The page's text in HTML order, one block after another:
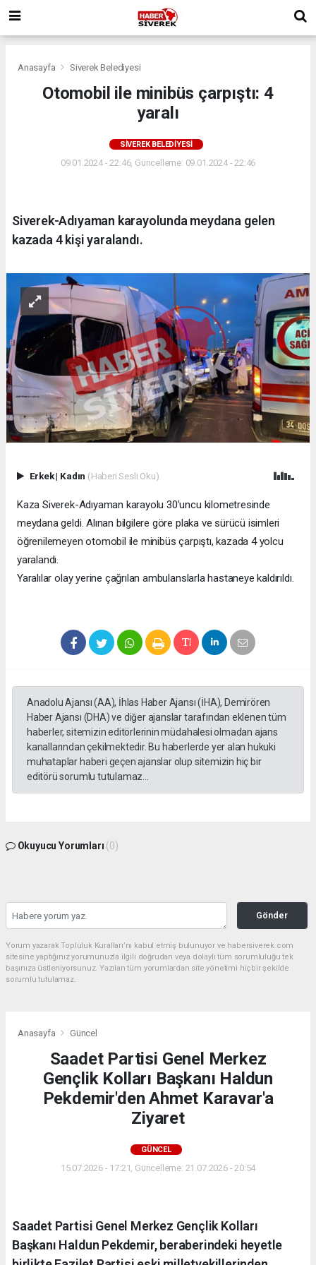
Anasayfa Siverek Belediyesi
Otomobil ile minibüs çarpıştı: 4
yaralı
SIVEREK BELEDIYESI
09.01.2024 - 22:46, Güncelleme: 09.01.2024 - 22:46
Siverek-Adıyaman karayolunda meydana gelen
kazada 4 kişi yaralandı.
Erkek| Kadın (Haberi Sesli Oku)
Kaza Siverek-Adıyaman karayolu 30’uncu kilometresinde
meydana geldi. Alınan bilgilere göre plaka ve sürücü isimleri
öğrenilemeyen otomobil ile minibüs çarpıştı, kazada 4 yolcu
yaralandı.
Yaralılar olay yerine çağrılan ambulanslarla hastaneye kaldırıldı.
Anadolu Ajansı (AA), İhlas Haber Ajansı (İHA), Demirören
Haber Ajansı (DHA) ve diğer ajanslar tarafından eklenen tüm
haberler, sitemizin editörlerinin müdahalesi olmadan ajans
kanallarından çekilmektedir. Bu haberlerde yer alan hukuki
muhataplar haberi geçen ajanslar olup sitemizin hiç bir
editörü sorumlu tutulamaz...
Okuyucu Yorumları (0)
Gönder
Yorum yazarak Topluluk Kuralları’nı kabul etmiş bulunuyor ve habersiverek.com
sitesine yaptığınız yorumunuzla ilgili doğrudan veya dolaylı tüm sorumluluğu tek
başınıza üstleniyorsunuz. Yazılan tüm yorumlardan site yönetimi hiçbir şekilde
sorumlu tutulamaz.
Anasayfa Güncel
Saadet Partisi Genel Merkez
Gençlik Kolları Başkanı Haldun
Pekdemir'den Ahmet Karavar'a
Ziyaret
GÜNCEL
15.07.2026 - 17:21, Güncelleme: 21.07.2026 - 20:54
Saadet Partisi Genel Merkez Gençlik Kolları
Başkanı Haldun Pekdemir, beraberindeki heyetle